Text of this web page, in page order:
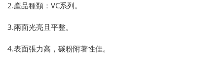
2.產品種類：VC系列。
3.兩面光亮且平整。
4.表面張力高，碳粉附著性佳。